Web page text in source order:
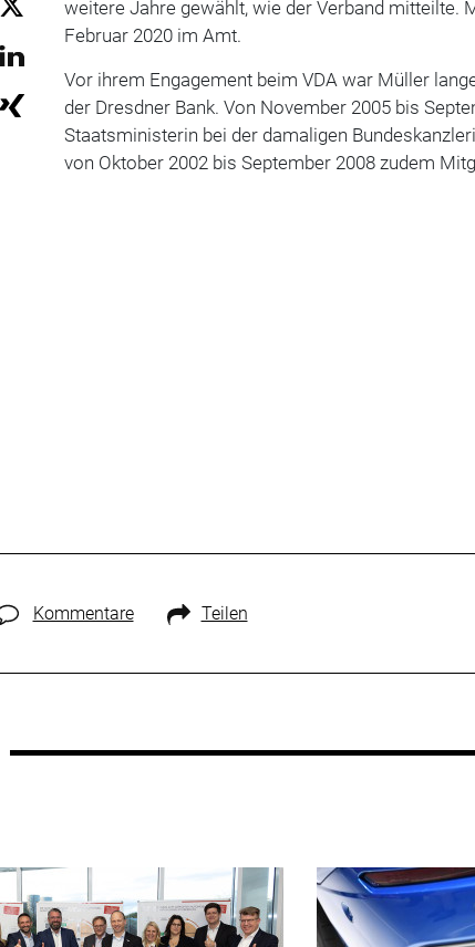
weitere Jahre gewählt, wie der Verband mitteilte.
Februar 2020 im Amt.
Vor ihrem Engagement beim VDA war Müller
der Dresdner Bank. Von November 2005 bis
Staatsministerin bei der damaligen
von Oktober 2002 bis September 2008 zudem
Kommentare Teilen